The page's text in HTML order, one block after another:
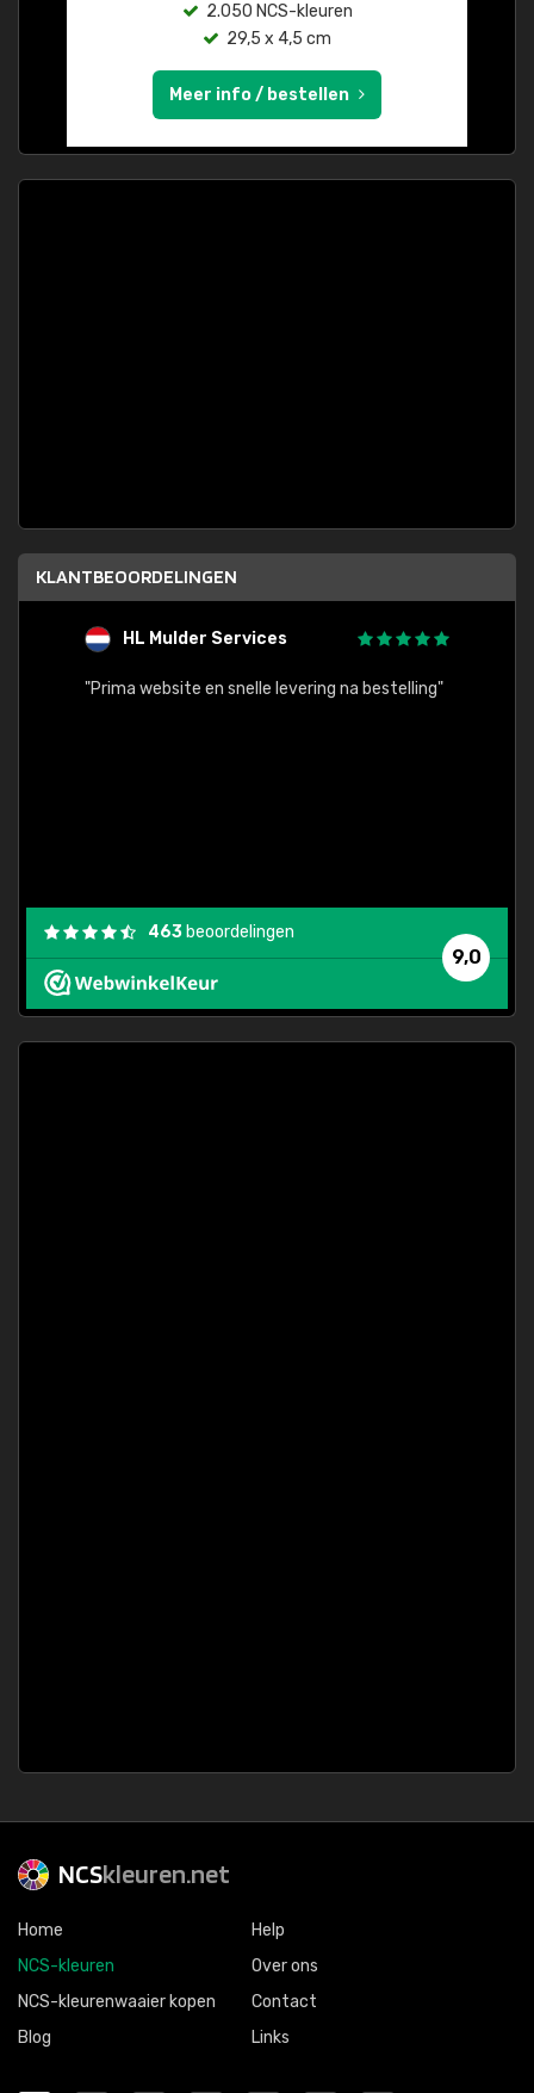
2.050 NCS-kleuren
29,5 x 4,5 cm
Meer info / bestellen
KLANTBEOORDELINGEN
HL Mulder Services
"Prima website en snelle levering na bestelling"
9,0
463 beoordelingen
NCSkleuren.net
Home
NCS-kleuren
NCS-kleurenwaaier kopen
Blog
Help
Over ons
Contact
Links